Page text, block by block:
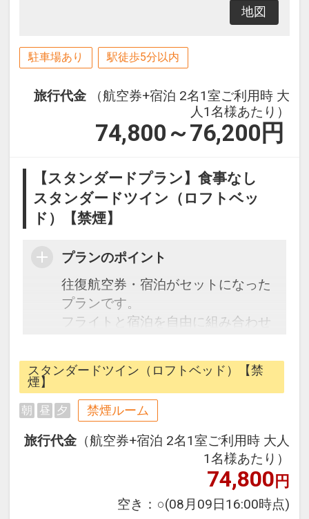
地図
駐車場あり 駅徒歩5分以内
旅行代金
（航空券+宿泊 2名1室ご利用時 大
人1名様あたり）
74,800～76,200 円
【スタンダードプラン】食事なし
スタンダードツイン（ロフトベッ
ド）【禁煙】
プランのポイント
往復航空券・宿泊がセットになった
プランです。
フライトと宿泊を自由に組み合わせ
ら、一都市滞在はもちろん周遊旅行
にも最適！
旅行期間中の1泊だけの宿泊や延
泊・飛び泊なども自由自在です。
フライトは、安心のJAL（または
JALグループ）確約！フライトマイ
オプションでレンタカーや現地交
通・体験プランなどの追加（同時予
スタンダードツイン（ロフトベッド）【禁
煙】
朝 昼 夕 禁煙ルーム
旅行代金 （航空券+宿泊 2名1室ご利用時 大人
1名様あたり）
74,800円
空き： ○(08月09日16:00時点)